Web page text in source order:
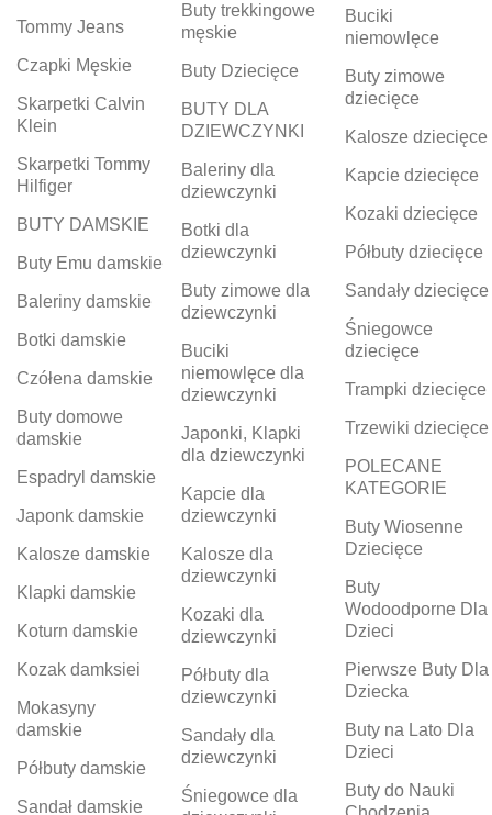
Tommy Jeans
Czapki Męskie
Skarpetki Calvin
Klein
Skarpetki Tommy
Hilfiger
BUTY DAMSKIE
Buty Emu damskie
Baleriny damskie
Botki damskie
Czółena damskie
Buty domowe
damskie
Espadryl damskie
Japonk damskie
Kalosze damskie
Klapki damskie
Koturn damskie
Kozak damksiei
Mokasyny
damskie
Półbuty damskie
Sandał damskie
Buty trekkingowe
męskie
Buty Dziecięce
BUTY DLA
DZIEWCZYNKI
Baleriny dla
dziewczynki
Botki dla
dziewczynki
Buty zimowe dla
dziewczynki
Buciki
niemowlęce dla
dziewczynki
Japonki, Klapki
dla dziewczynki
Kapcie dla
dziewczynki
Kalosze dla
dziewczynki
Kozaki dla
dziewczynki
Półbuty dla
dziewczynki
Sandały dla
dziewczynki
Śniegowce dla
Buciki
niemowlęce
Buty zimowe
dziecięce
Kalosze dziecięce
Kapcie dziecięce
Kozaki dziecięce
Półbuty dziecięce
Sandały dziecięce
Śniegowce
dziecięce
Trampki dziecięce
Trzewiki dziecięce
POLECANE
KATEGORIE
Buty Wiosenne
Dziecięce
Buty
Wodoodporne Dla
Dzieci
Pierwsze Buty Dla
Dziecka
Buty na Lato Dla
Dzieci
Buty do Nauki